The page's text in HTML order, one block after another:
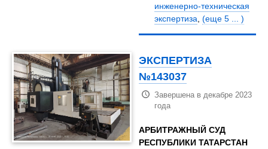
инженерно-техническая
экспертиза,(еще 5 ... )
ЭКСПЕРТИЗА
№143037
Завершена в декабре 2023
года
АРБИТРАЖНЫЙ СУД
РЕСПУБЛИКИ ТАТАРСТАН